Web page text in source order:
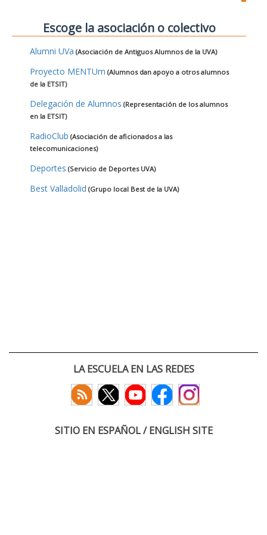
Escoge la asociación o colectivo
Alumni UVa (Asociación de Antiguos Alumnos de la UVA)
Proyecto MENTUm (Alumnos dan apoyo a otros alumnos
de la ETSIT)
Delegación de Alumnos (Representación de los alumnos
en la ETSIT)
RadioClub (Asociación de aficionados a las
telecomunicaciones)
Deportes (Servicio de Deportes UVA)
Best Valladolid (Grupo local Best de la UVA)
LA ESCUELA EN LAS REDES
SITIO EN ESPAÑOL / ENGLISH SITE